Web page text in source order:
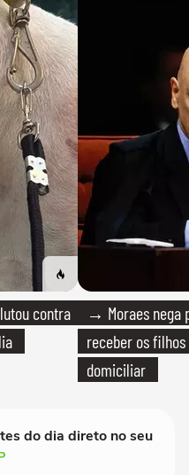
contra
→ Moraes nega
receber os filhos
domiciliar
do dia direto no seu